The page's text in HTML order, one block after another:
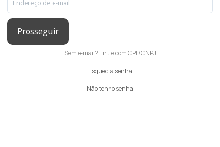
Prosseguir
Sem e-mail? Entre com CPF/CNPJ
Esqueci a senha
Não tenho senha